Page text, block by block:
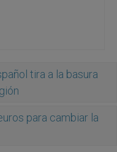
tira a la basura
para cambiar la